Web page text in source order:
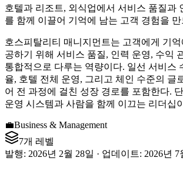
호텔과 리조트, 외식업에서 서비스 품질과
를 함께 이끌어 기억에 남는 고객 경험을
호스피탈리티 매니지먼트는 고객에게 기억
공하기 위해 서비스 품질, 인력 운영, 수익
통합적으로 다루는 역량이다. 일선 서비스
율, 호텔 전체 운영, 그리고 체인 수준의 글
어 전 과정에 걸친 성장 경로를 포함한다.
운영 시스템과 사람을 함께 이끄는 리더십
💼Business & Management
7개 레벨
발행: 2026년 2월 28일 · 업데이트: 2026년 7